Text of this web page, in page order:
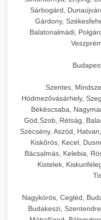
chef-
Professzionális
chef-
💧 26. Ipari
Kereskedelmi
ciklusok
chef-
🧀 27. Ipari
Ipari sajtreszelők
élelmiszer-
méretek
chef-
🍳 28.
Teljes körű
professzionális
Minden, ami
chef-
Sárbogárd,
Gárdony,
Balatonalmádi,
Szentes,
Hódmezővásárhely,
Békéscsaba,
Göd,Szob, Rétság,
Szécsény, Aszód,
Kiskőrös, Kecel,
Bácsalmás, Kelebia,
Kistelek,
Nagykörös, Cegléd,
Budakeszi,